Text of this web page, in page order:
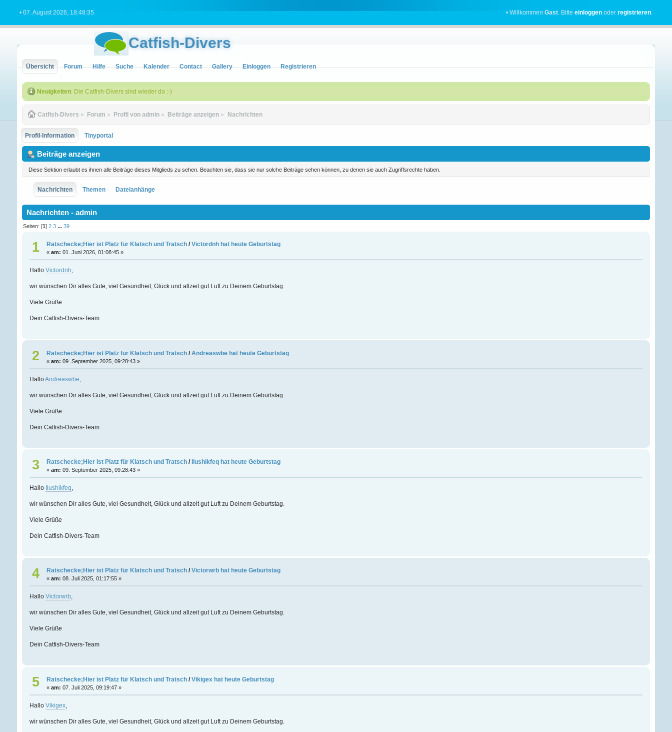
• 07. August 2026, 18:48:35 • WillkommenGast. Bitteeinloggen oderregistrieren.
Catfish-Divers
Übersicht Forum Hilfe Suche Kalender Contact Gallery Einloggen Registrieren
Neuigkeiten: Die Catfish-Divers sind wieder da :-)
Catfish-Divers » Forum » Profil von admin » Beiträge anzeigen » Nachrichten
Profil-Information Tinyportal
Beiträge anzeigen
Diese Sektion erlaubt es ihnen alle Beiträge dieses Mitglieds zu sehen. Beachten sie, dass sie nur solche Beiträge sehen können, zu denen sie auch Zugriffsrechte haben.
Nachrichten Themen Dateianhänge
Nachrichten - admin
Seiten: [1] 2 3 ... 39
1 Ratschecke;Hier ist Platz für Klatsch und Tratsch/Victordnh hat heute Geburtstag
« am: 01. Juni 2026, 01:08:45 »
Hallo Victordnh,
wir wünschen Dir alles Gute, viel Gesundheit, Glück und allzeit gut Luft zu Deinem Geburtstag.
Viele Grüße
Dein Catfish-Divers-Team
2 Ratschecke;Hier ist Platz für Klatsch und Tratsch/Andreaswbe hat heute Geburtstag
« am: 09. September 2025, 09:28:43 »
HalloAndreaswbe
wir wünschen Dir alles Gute, viel Gesundheit, Glück und allzeit gut Luft zu Deinem Geburtstag.
Viele Grüße
Dein Catfish-Divers-Team
3 Ratschecke;Hier ist Platz für Klatsch und Tratsch/ Ilushikfeq hat heute Geburtstag
« am: 09. September 2025, 09:28:43 »
Hallo Ilushikfeq,
wir wünschen Dir alles Gute, viel Gesundheit, Glück und allzeit gut Luft zu Deinem Geburtstag.
Viele Grüße
Dein Catfish-Divers-Team
4 Ratschecke;Hier ist Platz für Klatsch und Tratsch/Victorwrb hat heute Geburtstag
« am: 08. Juli 2025, 01:17:55 »
Hallo Victorwrb,
wir wünschen Dir alles Gute, viel Gesundheit, Glück und allzeit gut Luft zu Deinem Geburtstag.
Viele Grüße
Dein Catfish-Divers-Team
5 Ratschecke;Hier ist Platz für Klatsch und Tratsch/Vikigex hat heute Geburtstag
« am: 07. Juli 2025, 09:19:47 »
Hallo Vikigex,
wir wünschen Dir alles Gute, viel Gesundheit, Glück und allzeit gut Luft zu Deinem Geburtstag.